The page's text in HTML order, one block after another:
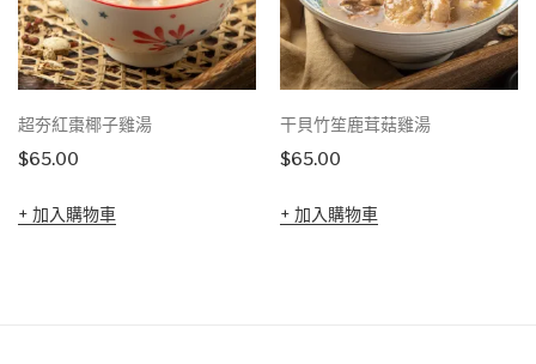
超夯紅棗椰子雞湯
$65.00
加入購物車
干貝竹笙鹿茸菇雞湯
$65.00
加入購物車